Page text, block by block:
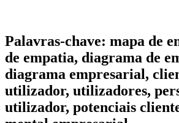
Palavras-chave: mapa de
de empatia, diagrama de
diagrama empresarial,
utilizador, utilizadores,
utilizador, potenciais